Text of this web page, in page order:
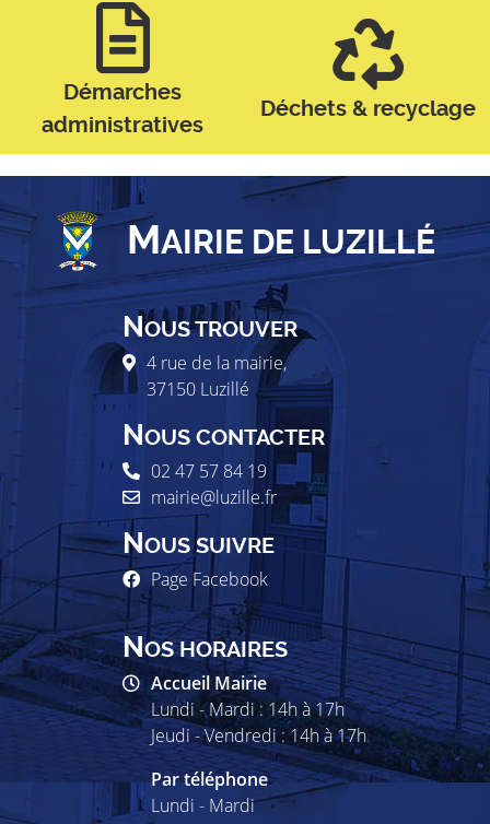
Démarches
administratives
Déchets & recyclage
MAIRIE DE LUZILLÉ
NOUS TROUVER
4 rue de la mairie,
37150 Luzillé
NOUS CONTACTER
02 47 57 84 19
mairie@luzille.fr
NOUS SUIVRE
Page Facebook
NOS HORAIRES
Accueil Mairie
Lundi - Mardi : 14h à 17h
Jeudi - Vendredi : 14h à 17h
Par téléphone
Lundi - Mardi